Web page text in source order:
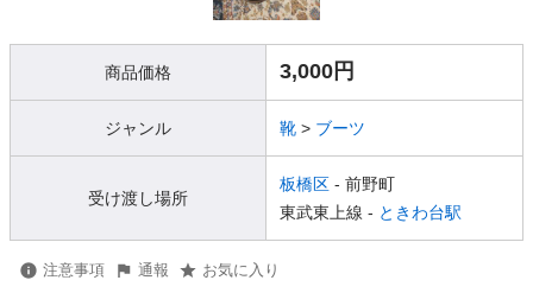
商品価格 3,000円
ジャンル 靴 > ブーツ
受け渡し場所
板橋区 - 前野町
東武東上線 - ときわ台駅
注意事項 通報 お気に入り